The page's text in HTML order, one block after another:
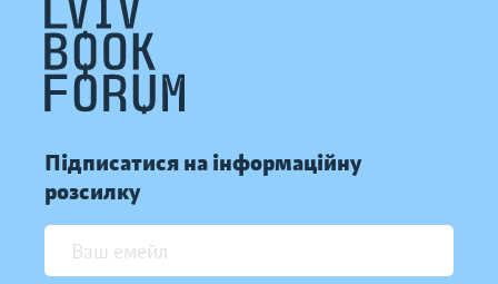
Підписатися на інформаційну
розсилку